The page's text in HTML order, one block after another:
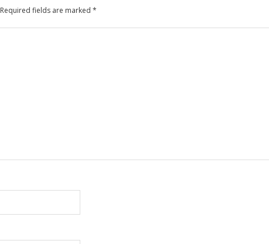
Required fields are marked*